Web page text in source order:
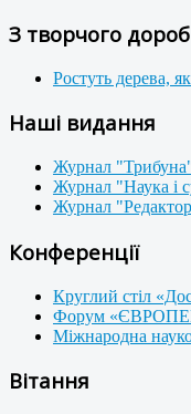
З творчого
Ростуть дерева,
Наші видання
Журнал
Журнал "Наука і
Журнал
Конференції
Круглий стіл
Форум
Міжнародна
Вітання